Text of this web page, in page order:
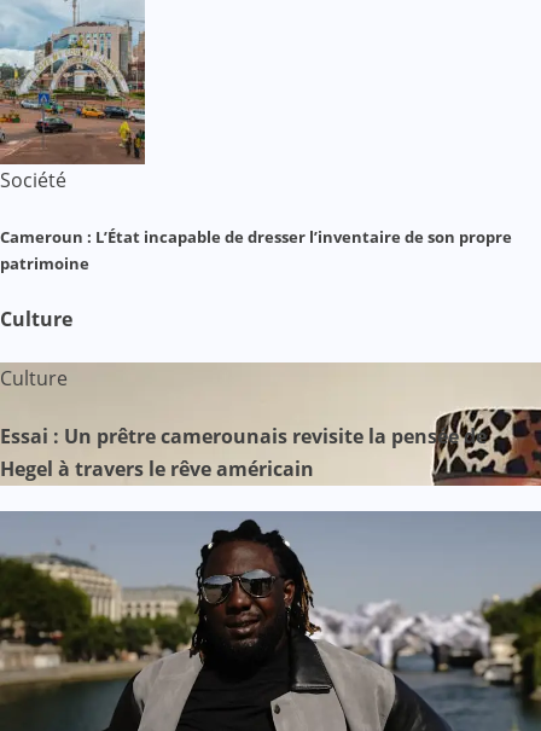
Société
Cameroun : L’État incapable de dresser l’inventaire de son propre
patrimoine
Culture
Culture
Essai : Un prêtre camerounais revisite la pensée de
Hegel à travers le rêve américain